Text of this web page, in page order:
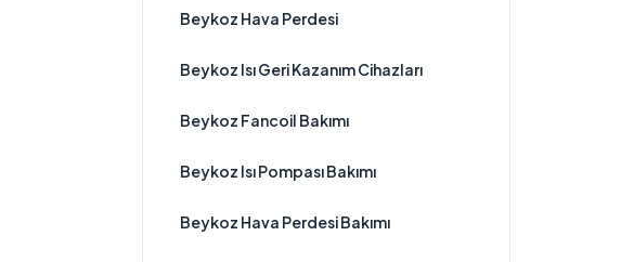
Beykoz Hava Perdesi
Beykoz Isı Geri Kazanım Cihazları
Beykoz Fancoil Bakımı
Beykoz Isı Pompası Bakımı
Beykoz Hava Perdesi Bakımı